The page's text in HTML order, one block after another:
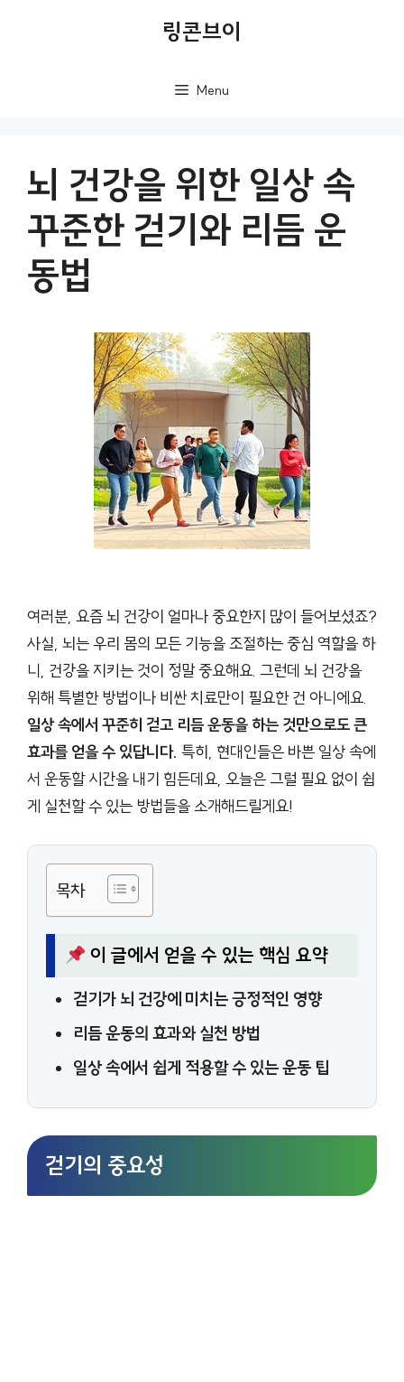
링콘브이
Menu
뇌 건강을 위한 일상 속
꾸준한 걷기와 리듬 운
동법
여러분, 요즘 뇌 건강이 얼마나 중요한지 많이 들어보셨죠?
사실, 뇌는 우리 몸의 모든 기능을 조절하는 중심 역할을 하
니, 건강을 지키는 것이 정말 중요해요. 그런데 뇌 건강을
위해 특별한 방법이나 비싼 치료만이 필요한 건 아니에요.
일상 속에서 꾸준히 걷고 리듬 운동을 하는 것만으로도 큰
효과를 얻을 수 있답니다. 특히, 현대인들은 바쁜 일상 속에
서 운동할 시간을 내기 힘든데요, 오늘은 그럴 필요 없이 쉽
게 실천할 수 있는 방법들을 소개해드릴게요!
목차
이 글에서 얻을 수 있는 핵심 요약
걷기가 뇌 건강에 미치는 긍정적인 영향
리듬 운동의 효과와 실천 방법
일상 속에서 쉽게 적용할 수 있는 운동 팁
걷기의 중요성